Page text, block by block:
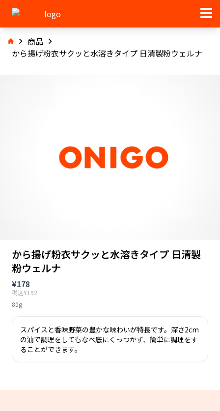
商品
から揚げ粉衣サクッと水溶きタイプ 日清製粉ウェルナ
から揚げ粉衣サクッと水溶きタイプ 日清製
粉ウェルナ
¥178
税込¥192
80g
スパイスと香味野菜の豊かな味わいが特長です。深さ2cm
の油で調理をしてもなべ底にくっつかず、簡単に調理をす
ることができます。